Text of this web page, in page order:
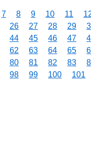
7 8 9 10 11
26 27 28 29
44 45 46 47
62 63 64 65
80 81 82 83
98 99 100 101